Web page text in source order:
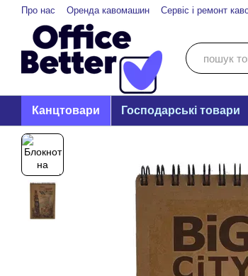
Перейти до основного контенту
Про нас Оренда кавомашин Сервіс і ремонт
Канцтовари Господарські товари